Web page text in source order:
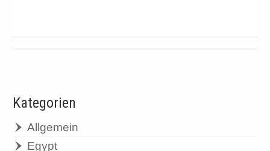
Kategorien
Allgemein
Egypt